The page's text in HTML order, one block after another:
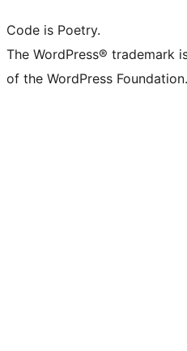
Code is Poetry.
The WordPress® trademark
of the WordPress Foundation.